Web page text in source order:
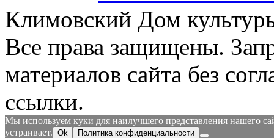
Климовский Дом
Все права защищены.
материалов сайта без
ссылки.
Мы используем куки для наилучшего представления нашего
устраивает. Ok Политика конфиденциальности